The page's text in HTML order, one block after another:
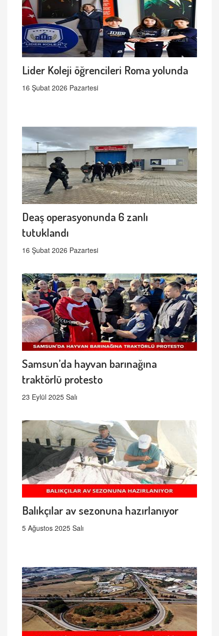
Lider Koleji öğrencileri Roma yolunda
16 Şubat 2026 Pazartesi
Deaş operasyonunda 6 zanlı
tutuklandı
16 Şubat 2026 Pazartesi
Samsun’da hayvan barınağına
traktörlü protesto
23 Eylül 2025 Salı
Balıkçılar av sezonuna hazırlanıyor
5 Ağustos 2025 Salı